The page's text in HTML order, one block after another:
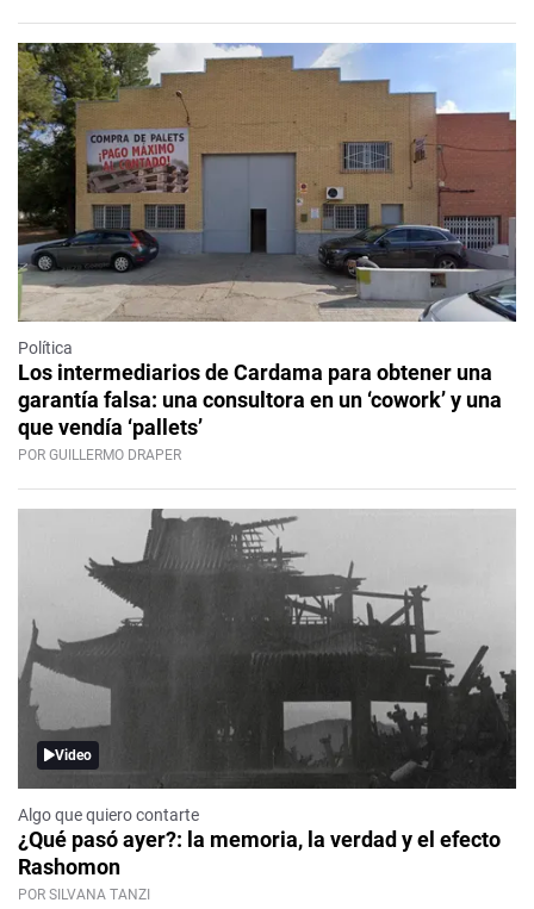
Política
Los intermediarios de Cardama para obtener una
garantía falsa: una consultora en un ‘cowork’ y una
que vendía ‘pallets’
POR GUILLERMO DRAPER
Video
Algo que quiero contarte
¿Qué pasó ayer?: la memoria, la verdad y el efecto
Rashomon
POR SILVANA TANZI